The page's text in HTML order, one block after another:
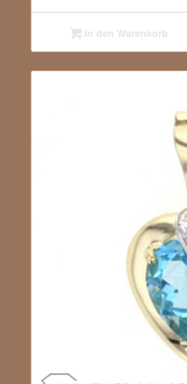
In den Warenkorb